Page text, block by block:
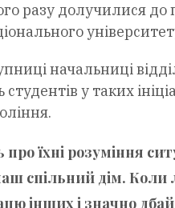
разу долучилися
начальниці
у таких
їхні розуміння
спільний дім.
інших і значно